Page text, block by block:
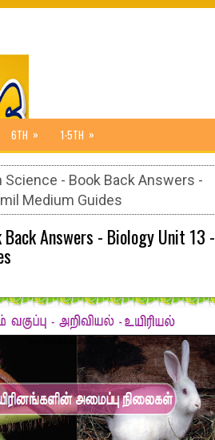
6TH » 1-5TH »
Science - Book Back Answers -
Medium Guides
Answers - Biology Unit 13 -